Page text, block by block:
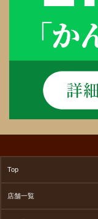
Top
店舗一覧